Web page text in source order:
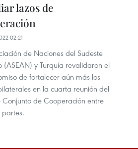
lazos de
02:21
de Naciones del Sudeste
(ASEAN) y Turquía revalidaron el
de fortalecer aún más los
en la cuarta reunión del
Conjunto de Cooperación entre